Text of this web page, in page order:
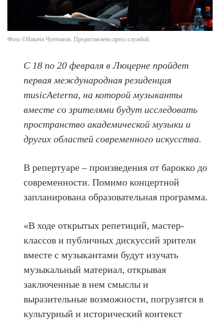
Фото ©Никита Чунтомов. Предоставлено пресс-службой
С 18 по 20 февраля в Люцерне пройдет
первая международная резиденция
musicAeterna, на которой музыканты
вместе со зрителями будут исследовать
пространство академической музыки и
других областей современного искусства.
В репертуаре – произведения от барокко до
современности. Помимо концертной
запланирована образовательная программа.
«В ходе открытых репетиций, мастер-
классов и публичных дискуссий зрители
вместе с музыкантами будут изучать
музыкальный материал, открывая
заключенные в нем смыслы и
выразительные возможности, погрузятся в
культурный и исторический контекст